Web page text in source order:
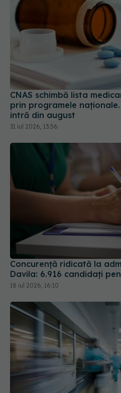
CNAS schimbă lista
prin programele
intră din august
31 iul 2026, 13:56
Concurență ridicată la
Davila: 6.916 candidați
18 iul 2026, 16:10